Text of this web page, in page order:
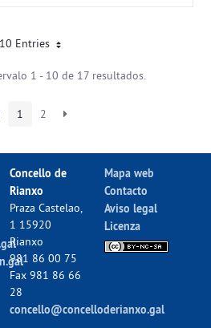
10 Entries
1 - 10 de 17 resultados.
1 2
Concello de
Rianxo
Praza Castelao,
1 15920
Rianxo
981 86 00 75
Fax 981 86 66
28
concello@concelloderianxo.gal
Mapa web
Contacto
Aviso legal
Licenza